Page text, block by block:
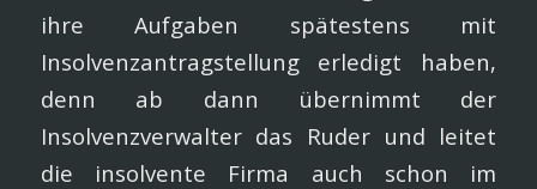
ihre Aufgaben spätestens mit
Insolvenzantragstellung erledigt haben,
denn ab dann übernimmt der
Insolvenzverwalter das Ruder und leitet
die insolvente Firma auch schon im